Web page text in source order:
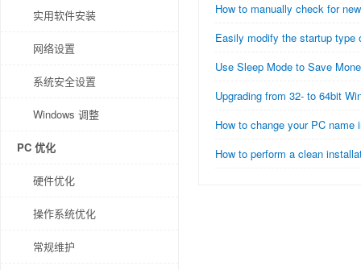
实用软件安装
网络设置
系统安全设置
Windows 调整
PC 优化
硬件优化
操作系统优化
常规维护
How to manually check for
Easily modify the startup type
Use Sleep Mode to Save
Upgrading from 32- to 64bit
How to change your PC name
How to perform a clean